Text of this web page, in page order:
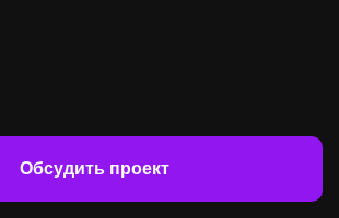
Обсудить проект